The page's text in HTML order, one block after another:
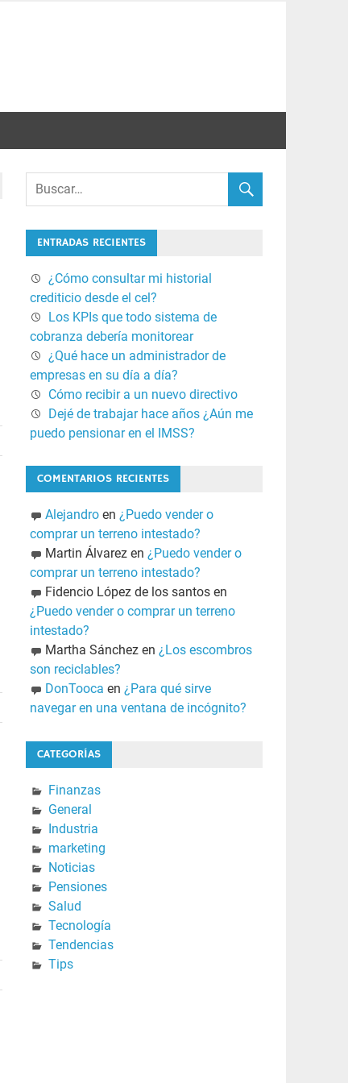
ENTRADAS RECIENTES
¿Cómo consultar mi historial
crediticio desde el cel?
Los KPIs que todo sistema de
cobranza debería monitorear
¿Qué hace un administrador de
empresas en su día a día?
Cómo recibir a un nuevo directivo
Dejé de trabajar hace años ¿Aún me
puedo pensionar en el IMSS?
COMENTARIOS RECIENTES
Alejandroen ¿Puedo vender o
comprar un terreno intestado?
Martin Álvarezen ¿Puedo vender o
comprar un terreno intestado?
Fidencio López de los santosen
¿Puedo vender o comprar un terreno
intestado?
Martha Sánchezen ¿Los escombros
son reciclables?
DonTooca en ¿Para qué sirve
navegar en una ventana de incógnito?
CATEGORÍAS
Finanzas
General
Industria
marketing
Noticias
Pensiones
Salud
Tecnología
Tendencias
Tips